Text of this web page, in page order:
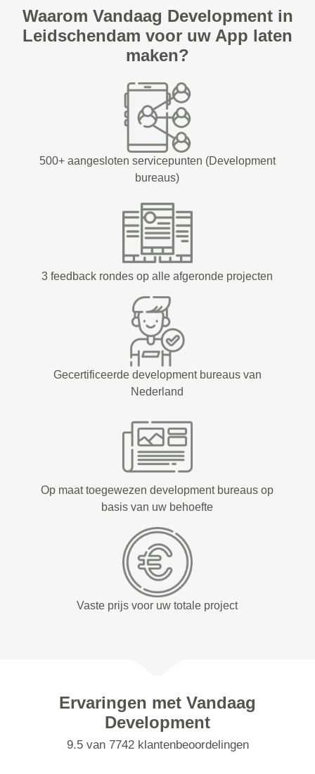
Waarom Vandaag Development in
Leidschendam voor uw App laten
maken?
500+ aangesloten servicepunten (Development
bureaus)
3 feedback rondes op alle afgeronde projecten
Gecertificeerde development bureaus van
Nederland
Op maat toegewezen development bureaus op
basis van uw behoefte
Vaste prijs voor uw totale project
Ervaringen met Vandaag
Development
9.5 van 7742 klantenbeoordelingen